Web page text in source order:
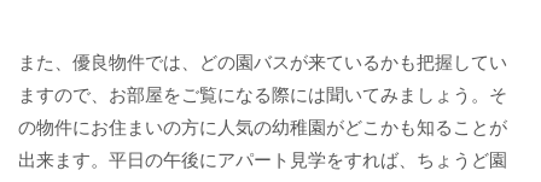
また、優良物件では、どの園バスが来ているかも把握してい
ますので、お部屋をご覧になる際には聞いてみましょう。そ
の物件にお住まいの方に人気の幼稚園がどこかも知ることが
出来ます。平日の午後にアパート見学をすれば、ちょうど園